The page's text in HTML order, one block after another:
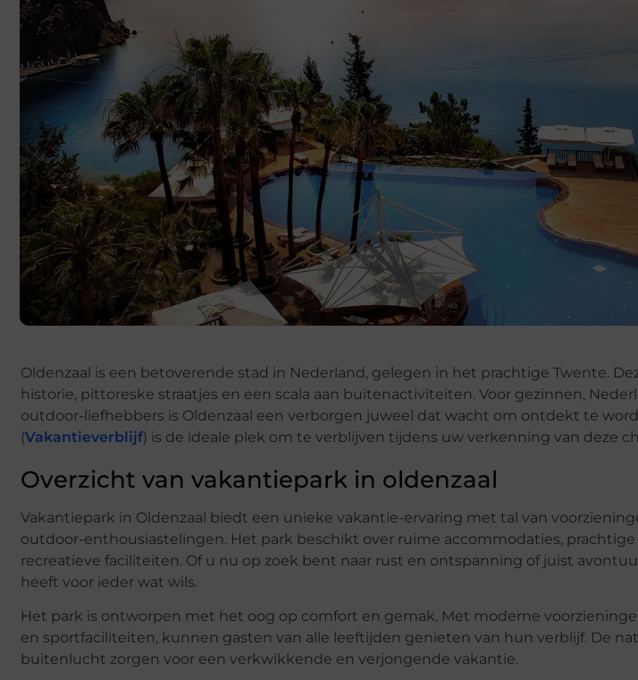
Oldenzaal is een betoverende stad in Nederland, gelegen in het prachtige Twente.
historie, pittoreske straatjes en een scala aan buitenactiviteiten. Voor gezinnen,
outdoor-liefhebbers is Oldenzaal een verborgen juweel dat wacht om ontdekt te
(Vakantieverblijf) is de ideale plek om te verblijven tijdens uw verkenning van deze
Overzicht van vakantiepark in oldenzaal
Vakantiepark in Oldenzaal biedt een unieke vakantie-ervaring met tal van
outdoor-enthousiastelingen. Het park beschikt over ruime accommodaties, prachtige
recreatieve faciliteiten. Of u nu op zoek bent naar rust en ontspanning of juist
heeft voor ieder wat wils.
Het park is ontworpen met het oog op comfort en gemak. Met moderne
en sportfaciliteiten, kunnen gasten van alle leeftijden genieten van hun verblijf. De
buitenlucht zorgen voor een verkwikkende en verjongende vakantie.